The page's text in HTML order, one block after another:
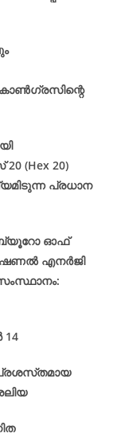
(Hex 20)
പ്രധാന
ബ്യൂറോ ഓഫ്
എനർജി
പ്രശസ്‌തമായ